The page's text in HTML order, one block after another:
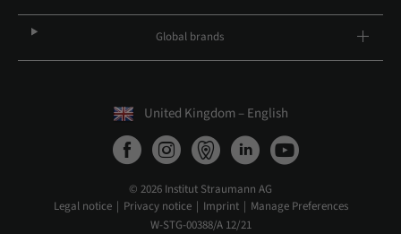
Global brands
United Kingdom – English
© 2026 Institut Straumann AG
Legal notice
Privacy notice Imprint
Manage Preferences
W-STG-00388/A 12/21